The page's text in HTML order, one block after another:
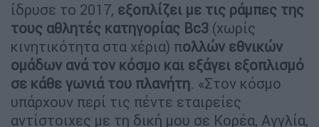
ίδρυσε το 2017, εξοπλίζει με τις ράμπες της
τους αθλητές κατηγορίας Bc3 (χωρίς
κινητικότητα στα χέρια) πολλών εθνικών
ομάδων ανά τον κόσμο και εξάγει εξοπλισμό
σε κάθε γωνιά του πλανήτη. «Στον κόσμο
υπάρχουν περί τις πέντε εταιρείες
αντίστοιχες με τη δική μου σε Κορέα, Αγγλία,